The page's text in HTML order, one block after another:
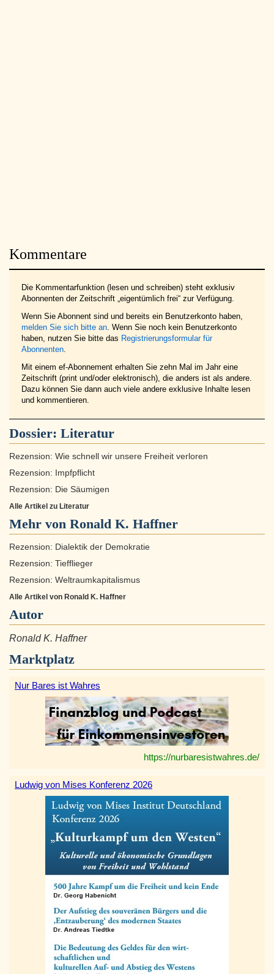
Kommentare
Die Kommentarfunktion (lesen und schreiben) steht exklusiv
Abonnenten der Zeitschrift „eigentümlich frei“ zur Verfügung.
Wenn Sie Abonnent sind und bereits ein Benutzerkonto haben,
melden Sie sich bitte an. Wenn Sie noch kein Benutzerkonto
haben, nutzen Sie bitte das Registrierungsformular für
Abonnenten.
Mit einem ef-Abonnement erhalten Sie zehn Mal im Jahr eine
Zeitschrift (print und/oder elektronisch), die anders ist als andere.
Dazu können Sie dann auch viele andere exklusive Inhalte lesen
und kommentieren.
Dossier: Literatur
Rezension: Wie schnell wir unsere Freiheit verloren
Rezension: Impfpflicht
Rezension: Die Säumigen
Alle Artikel zu Literatur
Mehr von Ronald K. Haffner
Rezension: Dialektik der Demokratie
Rezension: Tiefflieger
Rezension: Weltraumkapitalismus
Alle Artikel von Ronald K. Haffner
Autor
Ronald K. Haffner
Marktplatz
Nur Bares ist Wahres
https://nurbaresistwahres.de/
Ludwig von Mises Konferenz 2026